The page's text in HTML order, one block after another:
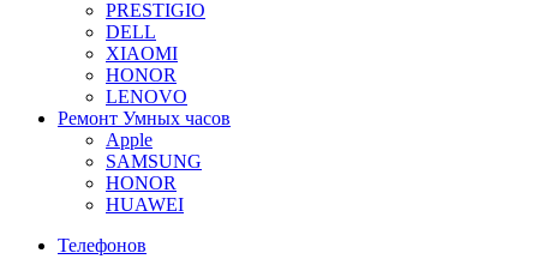
PRESTIGIO
DELL
XIAOMI
HONOR
LENOVO
Ремонт Умных часов
Apple
SAMSUNG
HONOR
HUAWEI
Телефонов